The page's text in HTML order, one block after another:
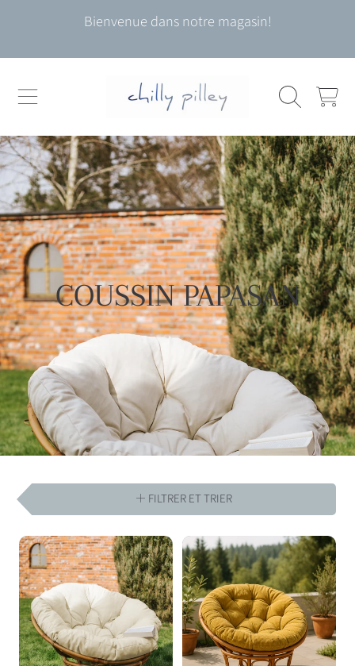
ALLER AU CONTENU
Bienvenue dans notre magasin!
CHARIOT
C
O
L
L
E
C
T
I
O
N
:
COUSSIN PAPASAN
FILTRER ET TRIER